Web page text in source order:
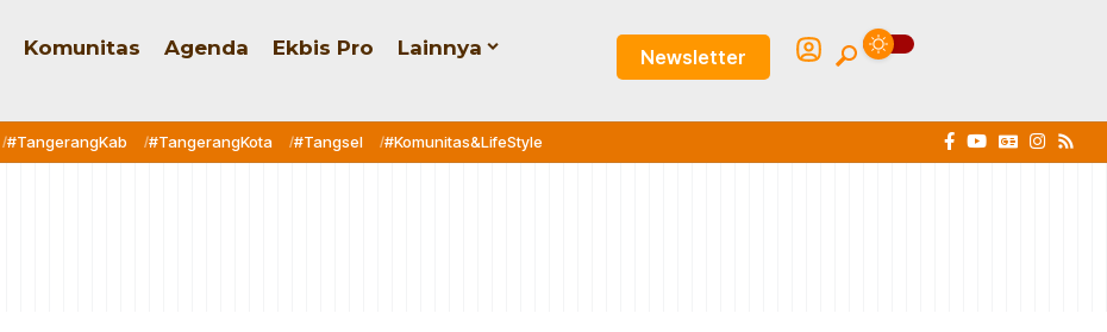
Komunitas Agenda Ekbis Pro Lainnya Newsletter
#TangerangKab #TangerangKota #Tangsel #Komunitas&LifeStyle